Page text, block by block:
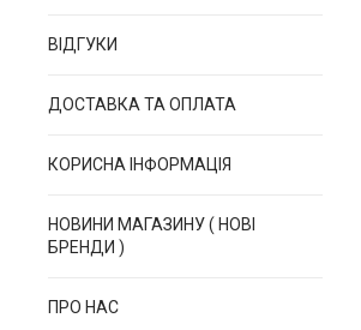
ВІДГУКИ
ДОСТАВКА ТА ОПЛАТА
КОРИСНА ІНФОРМАЦІЯ
НОВИНИ МАГАЗИНУ ( НОВІ
БРЕНДИ )
ПРО НАС